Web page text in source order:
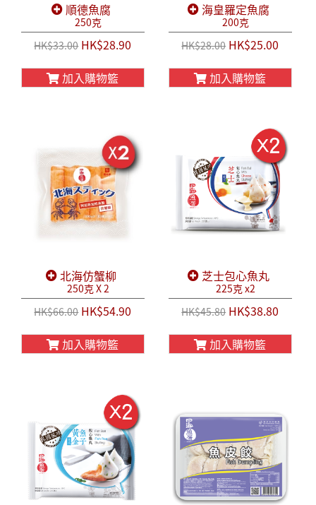
順德魚腐
250克
HK$33.00HK$28.90
加入購物籃
海皇羅定魚腐
200克
HK$28.00HK$25.00
加入購物籃
北海仿蟹柳
250克 X 2
HK$66.00HK$54.90
加入購物籃
芝士包心魚丸
225克 x2
HK$45.80HK$38.80
加入購物籃